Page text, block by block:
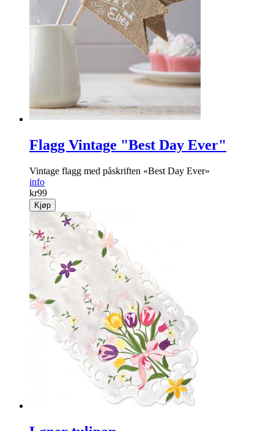
Flagg Vintage "Best Day Ever"
Vintage flagg med påskriften «Best Day Ever»
info
kr99
Kjøp